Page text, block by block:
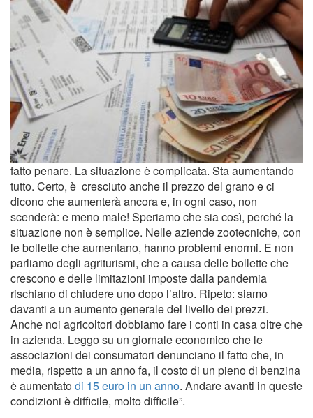
fatto penare. La situazione è complicata. Sta aumentando
tutto. Certo, è cresciuto anche il prezzo del grano e ci
dicono che aumenterà ancora e, in ogni caso, non
scenderà: e meno male! Speriamo che sia così, perché la
situazione non è semplice. Nelle aziende zootecniche, con
le bollette che aumentano, hanno problemi enormi. E non
parliamo degli agriturismi, che a causa delle bollette che
crescono e delle limitazioni imposte dalla pandemia
rischiano di chiudere uno dopo l’altro. Ripeto: siamo
davanti a un aumento generale del livello dei prezzi.
Anche noi agricoltori dobbiamo fare i conti in casa oltre che
in azienda. Leggo su un giornale economico che le
associazioni dei consumatori denunciano il fatto che, in
media, rispetto a un anno fa, il costo di un pieno di benzina
è aumentatodi 15 euro in un anno. Andare avanti in queste
condizioni è difficile, molto difficile”.